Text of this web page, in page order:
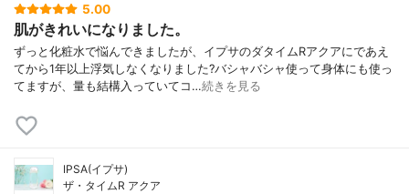
5.00
肌がきれいになりました。
ずっと化粧水で悩んできましたが、イプサのダタイムRアクアにであえ
てから1年以上浮気しなくなりました?バシャバシャ使って身体にも使っ
てますが、量も結構入っていてコ…続きを見る
IPSA(イプサ)
ザ・タイムR アクア